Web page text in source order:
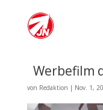
Werbefilm
von Redaktion | Nov. 1,